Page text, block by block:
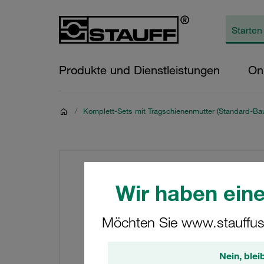
Wir haben
Möchten Sie
Nein,
Produkte und Dienstleistungen
/ Komplett-Sets mit Tragschienenmutter (Standard-